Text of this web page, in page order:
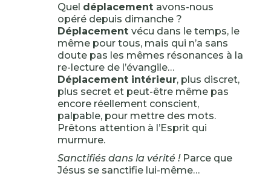
Quel déplacement avons-nous
opéré depuis dimanche ?
Déplacement vécu dans le temps, le
même pour tous, mais qui n’a sans
doute pas les mêmes résonances à la
re-lecture de l’évangile…
Déplacement intérieur, plus discret,
plus secret et peut-être même pas
encore réellement conscient,
palpable, pour mettre des mots.
Prêtons attention à l’Esprit qui
murmure.
Sanctifiés dans la vérité ! Parce que
Jésus se sanctifie lui-même…